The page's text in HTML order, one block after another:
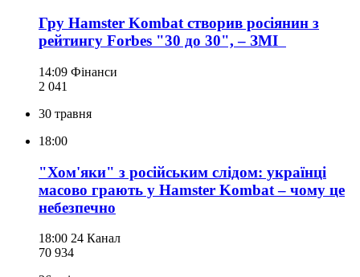
Гру Hamster Kombat створив росіянин з
рейтингу Forbes "30 до 30", – ЗМІ
14:09 Фінанси
2 041
30 травня
18:00
"Хом'яки" з російським слідом: українці
масово грають у Hamster Kombat – чому це
небезпечно
18:00 24 Канал
70 934